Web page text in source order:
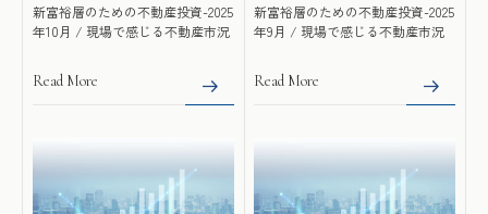
新富裕層のための不動産投資-2025
年10月 / 現場で感じる不動産市況
Read More
新富裕層のための不動産投資-2025
年9月 / 現場で感じる不動産市況
Read More